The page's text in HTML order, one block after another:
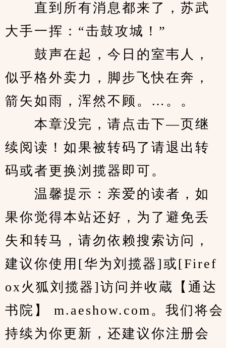
直到所有消息都来了，苏武
大手一挥：“击鼓攻城！”
鼓声在起，今日的室韦人，
似乎格外卖力，脚步飞快在奔，
箭矢如雨，浑然不顾。…。。
本章没完，请点击下—页继
续阅读！如果被转码了请退出转
码或者更换浏揽器即可。
温馨提示：亲爱的读者，如
果你觉得本站还好，为了避免丢
失和转马，请勿依赖搜索访问，
建议你使用[华为刘揽器]或[Firef
ox火狐刘揽器]访问并收蔵【通达
书院】 m.aeshow.com。我们将会
持续为你更新，还建议你注册会